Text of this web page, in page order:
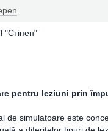
"Стіпен"
pentru leziuni prin
de simulatoare este